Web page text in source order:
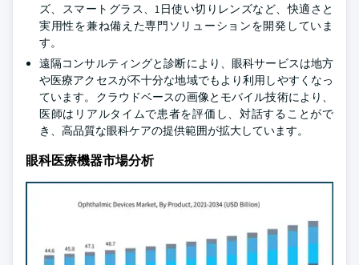
ズ、スマートグラス、1日使い切りレンズなど、快適さと
実用性を兼ね備えた専門ソリューションを開発していま
す。
遠隔コンサルティングと診断により、眼科サービスは地方
や医療アクセスが不十分な地域でもより利用しやすくなっ
ています。クラウドベースの画像とモバイル技術により、
医師はリアルタイムで患者を評価し、対話することがで
き、高品質な眼科ケアの提供範囲が拡大しています。
眼科医療機器市場分析